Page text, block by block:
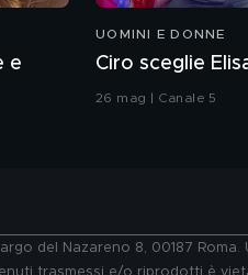
e
UOMINI E DONNE
Ciro sceglie
26 mag | Canale 5
del Nazareno 8, 00187